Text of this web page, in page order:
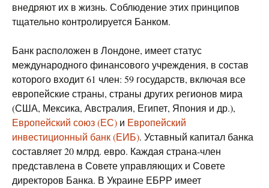
внедряют их в жизнь. Соблюдение этих принципов
тщательно контролируется Банком.
Банк расположен в Лондоне, имеет статус
международного финансового учреждения, в состав
которого входит 61 член: 59 государств, включая все
европейские страны, страны других регионов мира
(США, Мексика, Австралия, Египет, Япония и др.),
Европейский союз (ЕС) и Европейский
инвестиционный банк (ЕИБ). Уставный капитал банка
составляет 20 млрд. евро. Каждая страна-член
представлена ​​в Совете управляющих и Совете
директоров Банка. В Украине ЕБРР имеет